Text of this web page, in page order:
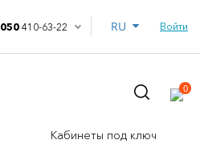
050410-63-22 Войти
Кабинеты под ключ
0